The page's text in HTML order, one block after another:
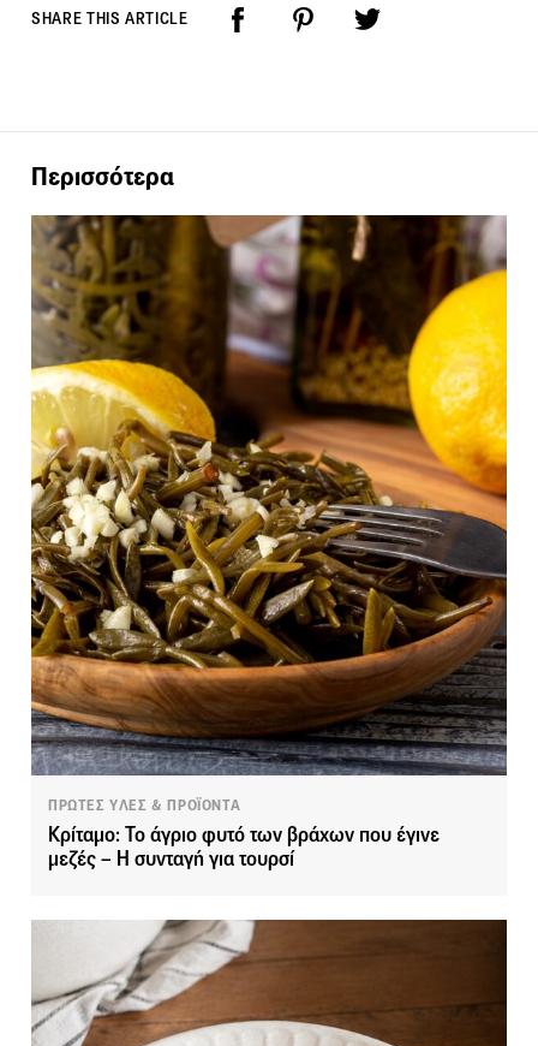
SHARE THIS ARTICLE
Περισσότερα
ΠΡΩΤΕΣ ΥΛΕΣ & ΠΡΟΪΟΝΤΑ
Κρίταμο: Το άγριο φυτό των βράχων που έγινε
μεζές – Η συνταγή για τουρσί